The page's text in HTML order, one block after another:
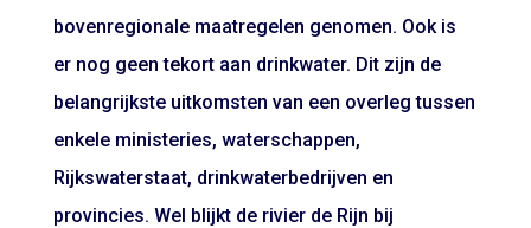
bovenregionale maatregelen genomen. Ook is
er nog geen tekort aan drinkwater. Dit zijn de
belangrijkste uitkomsten van een overleg tussen
enkele ministeries, waterschappen,
Rijkswaterstaat, drinkwaterbedrijven en
provincies. Wel blijkt de rivier de Rijn bij